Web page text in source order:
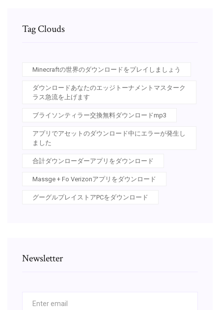
Tag Clouds
Minecraftの世界のダウンロードをプレイしましょう
ダウンロードあなたのエッジトーナメントマスターク
ラス急流を上げます
ブライソンティラー交換無料ダウンロードmp3
アプリでアセットのダウンロード中にエラーが発生し
ました
合計ダウンローダーアプリをダウンロード
Massge + Fo Verizonアプリをダウンロード
グーグルプレイストアPCをダウンロード
Newsletter